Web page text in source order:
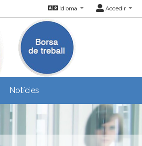
Idioma Accedir
Notícies